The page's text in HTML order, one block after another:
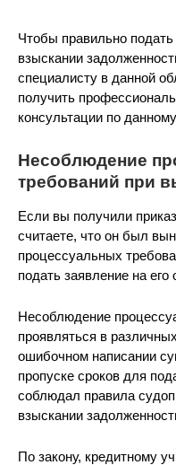
Чтобы правильно
взыскании
специалисту в данной
получить
консультации по
Несоблюдение
требований при
Если вы получили
считаете, что он был
процессуальных
подать заявление на его
Несоблюдение
проявляться в
ошибочном написании
пропуске сроков для
соблюдал правила
взыскании
По закону, кредитному